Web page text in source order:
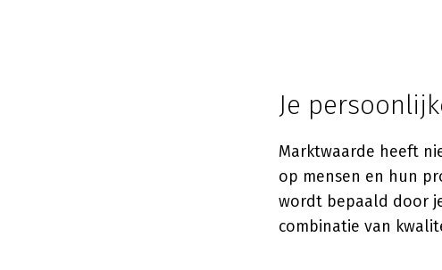
Je
Marktwaarde heeft
op mensen en hun
wordt bepaald door
combinatie van